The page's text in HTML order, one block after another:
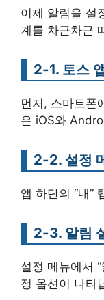
이제 알림을 설
계를 차근차근
2-1. 토스
먼저, 스마트폰
은 iOS와
2-2. 설정
앱 하단의 “내”
2-3. 알림
설정 메뉴에서
정 옵션이 나타